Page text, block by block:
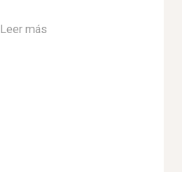
Leer más